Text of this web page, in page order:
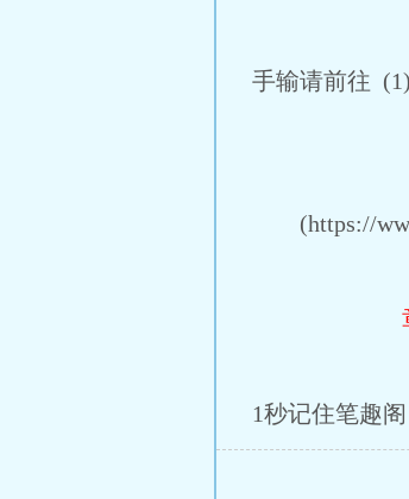
手输请前往
(https://
1秒记住笔趣